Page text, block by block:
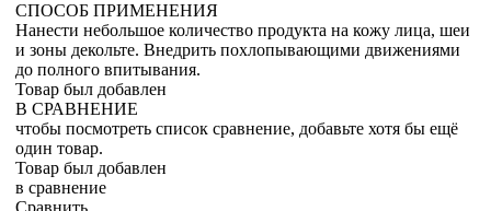
СПОСОБ ПРИМЕНЕНИЯ
Нанести небольшое количество продукта на кожу лица, шеи
и зоны декольте. Внедрить похлопывающими движениями
до полного впитывания.
Товар был добавлен
В СРАВНЕНИЕ
чтобы посмотреть список сравнение, добавьте хотя бы ещё
один товар.
Товар был добавлен
в сравнение